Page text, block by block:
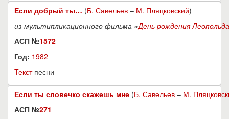
Если добрый ты… (Б. Савельев – М. Пляцковский)
из мультипликационного фильма «День рождения Леопольда
АСП №1572
Год: 1982
Текстпесни
Если ты словечко скажешь мне (Б. Савельев – М.
АСП №271